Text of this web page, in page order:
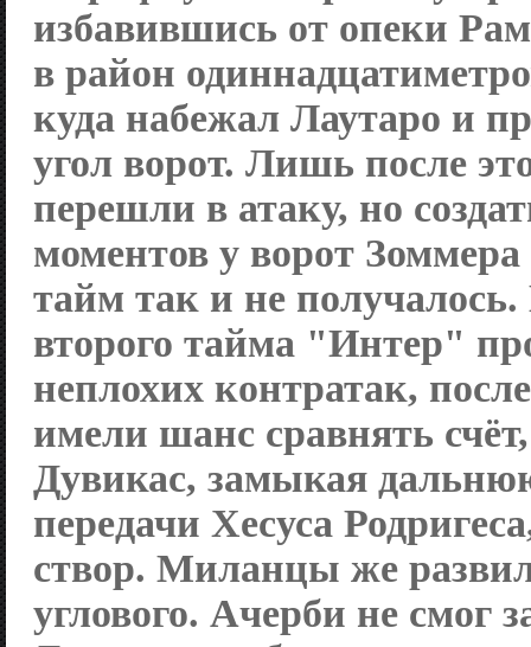
избавившись от опеки
в район
куда набежал Лаутаро и
угол ворот. Лишь после
перешли в атаку, но
моментов у ворот
тайм так и не
второго тайма "Интер"
неплохих контратак,
имели шанс сравнять
Дувикас, замыкая
передачи Хесуса
створ. Миланцы же
углового. Ачерби не смог